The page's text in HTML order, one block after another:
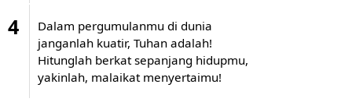
4
Dalam pergumulanmu di dunia
janganlah kuatir, Tuhan adalah!
Hitunglah berkat sepanjang hidupmu,
yakinlah, malaikat menyertaimu!